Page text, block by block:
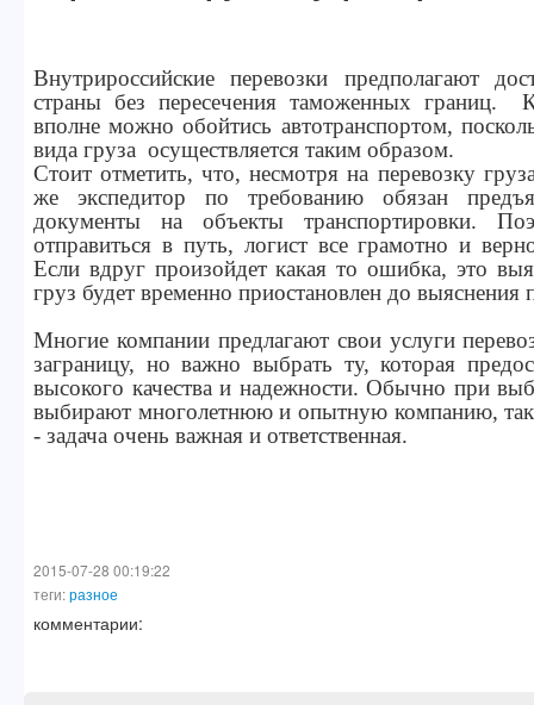
Внутрироссийские перевозки предполагают
страны без пересечения таможенных границ.
вполне можно обойтись автотранспортом,
вида груза осуществляется таким образом.
Стоит отметить, что, несмотря на перевозку
же экспедитор по требованию обязан
документы на объекты транспортировки.
отправиться в путь, логист все грамотно и
Если вдруг произойдет какая то ошибка, это
груз будет временно приостановлен до
Многие компании предлагают свои услуги
заграницу, но важно выбрать ту, которая
высокого качества и надежности. Обычно при
выбирают многолетнюю и опытную компанию, так
- задача очень важная и ответственная.
2015-07-28 00:19:22
теги:разное
комментарии: